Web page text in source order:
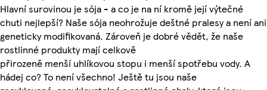
Hlavní surovinou je sója - a co je na ní kromě její výtečné
chuti nejlepší? Naše sója neohrožuje deštné pralesy a není ani
geneticky modifikovaná. Zároveň je dobré vědět, že naše
rostlinné produkty mají celkově
přirozeně menší uhlíkovou stopu i menší spotřebu vody. A
hádej co? To není všechno! Ještě tu jsou naše